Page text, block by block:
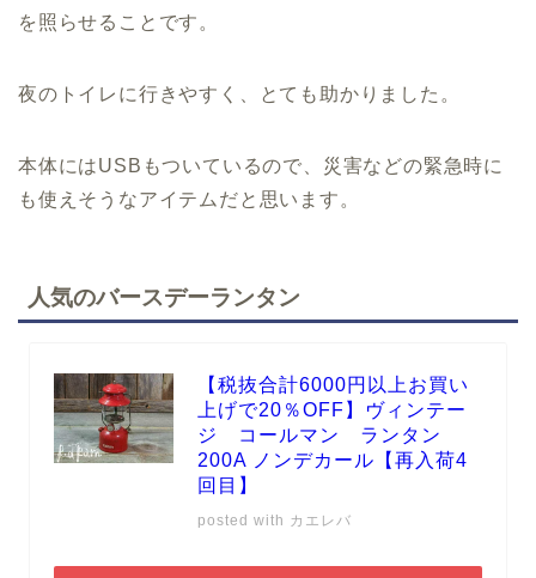
を照らせることです。
夜のトイレに行きやすく、とても助かりました。
本体にはUSBもついているので、災害などの緊急時に
も使えそうなアイテムだと思います。
人気のバースデーランタン
【税抜合計6000円以上お買い
上げで20％OFF】ヴィンテー
ジ コールマン ランタン
200A ノンデカール【再入荷4
回目】
posted with カエレバ